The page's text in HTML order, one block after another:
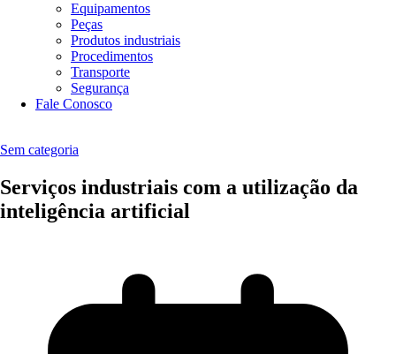
Equipamentos
Peças
Produtos industriais
Procedimentos
Transporte
Segurança
Fale Conosco
Sem categoria
Serviços industriais com a utilização da
inteligência artificial